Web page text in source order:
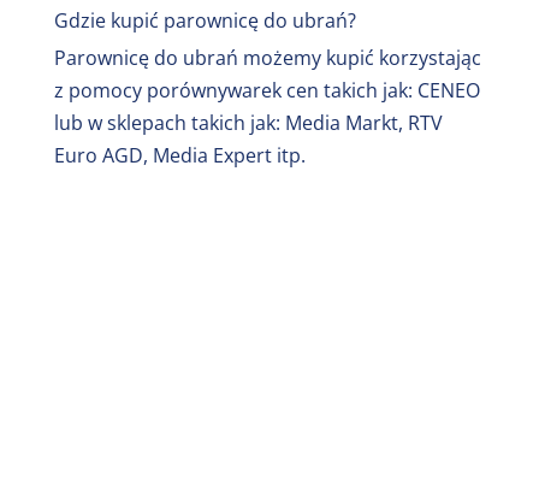
Gdzie kupić parownicę do ubrań?
Parownicę do ubrań możemy kupić korzystając
z pomocy porównywarek cen takich jak: CENEO
lub w sklepach takich jak: Media Markt, RTV
Euro AGD, Media Expert itp.